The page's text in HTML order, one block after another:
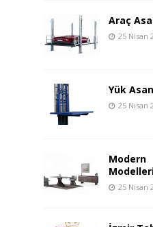
Araç
25 Nisan
Yük
25 Nisan
25 Nisan